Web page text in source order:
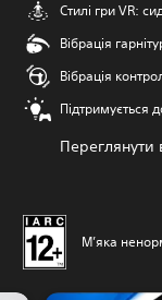
Стилі гри VR:
Вібрація
Вібрація
Підтримується
Переглянути
М’яка